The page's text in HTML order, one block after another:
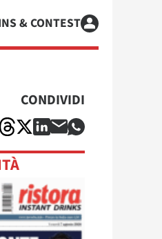
& CONTEST
CONDIVIDI